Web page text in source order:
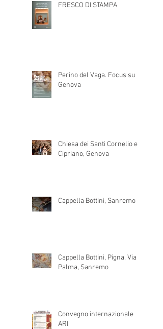
FRESCO DI STAMPA
Perino del Vaga. Focus su
Genova
Chiesa dei Santi Cornelio e
Cipriano, Genova
Cappella Bottini, Sanremo
Cappella Bottini, Pigna, Via
Palma, Sanremo
Convegno internazionale
ARI